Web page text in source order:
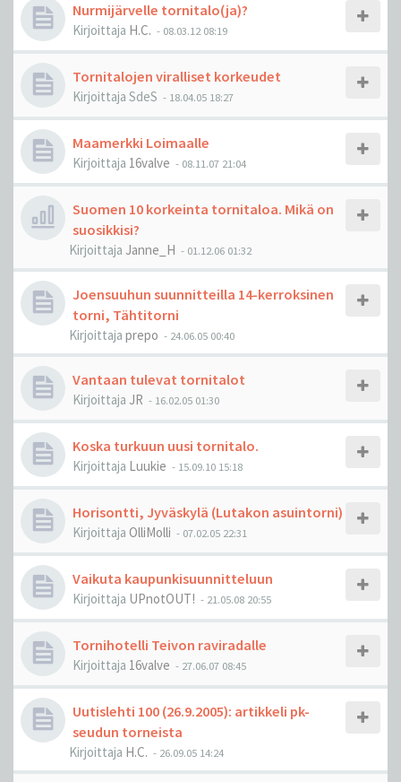
Nurmijärvelle tornitalo(ja)?
Kirjoittaja H.C. - 08.03.12 08:19
Tornitalojen viralliset korkeudet
Kirjoittaja SdeS - 18.04.05 18:27
Maamerkki Loimaalle
Kirjoittaja 16valve - 08.11.07 21:04
Suomen 10 korkeinta tornitaloa. Mikä on
suosikkisi?
Kirjoittaja Janne_H - 01.12.06 01:32
Joensuuhun suunnitteilla 14-kerroksinen
torni, Tähtitorni
Kirjoittaja prepo - 24.06.05 00:40
Vantaan tulevat tornitalot
Kirjoittaja JR - 16.02.05 01:30
Koska turkuun uusi tornitalo.
Kirjoittaja Luukie - 15.09.10 15:18
Horisontti, Jyväskylä (Lutakon asuintorni)
Kirjoittaja OlliMolli - 07.02.05 22:31
Vaikuta kaupunkisuunnitteluun
Kirjoittaja UPnotOUT! - 21.05.08 20:55
Tornihotelli Teivon raviradalle
Kirjoittaja 16valve - 27.06.07 08:45
Uutislehti 100 (26.9.2005): artikkeli pk-
seudun torneista
Kirjoittaja H.C. - 26.09.05 14:24